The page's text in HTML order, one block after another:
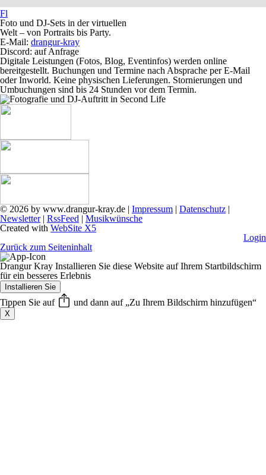
Fl
Foto und DJ-Sets in der virtuellen
Welt – von Portraits bis Party.
E-Mail: drangur-kray
Discord: auf Anfrage
Digitale Leistungen (Fotos, Blog, Eventinfos) werden online
bereitgestellt. Buchungen und Termine nach Absprache per E‑Mail
oder Inworld. Keine physischen Lieferungen. Stornierungen und
Umbuchungen sind bis 24 Stunden vor dem Termin.
© 2026 by www.drangur-kray.de | Impressum | Datenschutz |
Newsletter| RssFeed | Musikwünsche
Created with WebSite X5
Login
Zurück zum Seiteninhalt
Drangur Kray Installieren Sie diese Website auf Ihrem Startbildschirm
für ein besseres Erlebnis
Installieren Sie
Tippen Sie auf und dann auf „Zu Ihrem Bildschirm hinzufügen“
X